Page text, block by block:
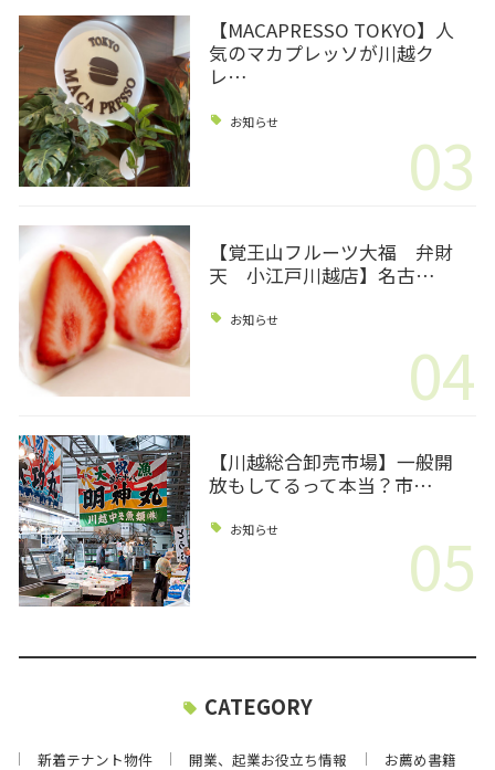
【MACAPRESSO TOKYO】人
気のマカプレッソが川越ク
レ…
お知らせ 03
【覚王山フルーツ大福 弁財
天 小江戸川越店】名古…
お知らせ
04
【川越総合卸売市場】一般開
放もしてるって本当？市…
お知らせ 05
CATEGORY
新着テナント物件 開業、起業お役立ち情報 お薦め書籍